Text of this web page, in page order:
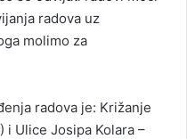
radova uz
molimo za
radova je: Križanje
i Ulice Josipa Kolara –